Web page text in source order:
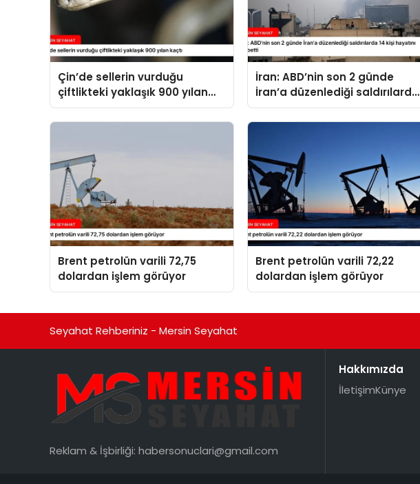
Çin’de sellerin vurduğu
çiftlikteki yaklaşık 900 yılan
kaçtı
İran: ABD’nin son 2 günde
İran’a düzenlediği saldırılarda
14 kişi hayatını kaybetti
Brent petrolün varili 72,75
dolardan işlem görüyor
Brent petrolün varili 72,22
dolardan işlem görüyor
Seyahat Rehberiniz - Mersin Seyahat
Reklam & İşbirliği: habersonuclari@gmail.com
Hakkımızda
İletişimKünye